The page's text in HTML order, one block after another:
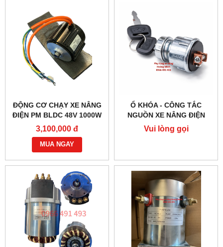
ĐỘNG CƠ CHẠY XE NÂNG
ĐIỆN PM BLDC 48V 1000W
– HIỆU SUẤT CAO
3,100,000 đ
MUA NGAY
Ổ KHÓA - CÔNG TẮC
NGUỒN XE NÂNG ĐIỆN
JK404C-1
Vui lòng gọi